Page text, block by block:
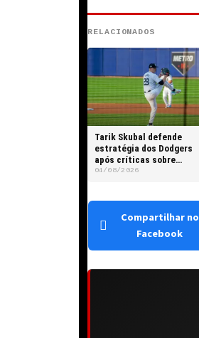
RELACIONADOS
Tarik Skubal defende
estratégia dos Dodgers
após críticas sobre
hegemonia da franquia
04/08/2026
Compartilhar no
Facebook